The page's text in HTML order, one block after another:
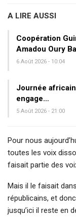
A LIRE AUSSI
Coopération
Amadou Oury
6 Août 2026 - 10:04
Journée
engage…
5 Août 2026 - 21:00
Pour nous
toutes les voix
faisait partie des
Mais il le faisait
républicains, et
jusqu’ici il reste en